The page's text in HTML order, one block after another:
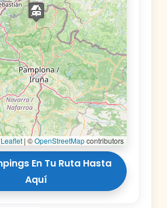
Leaflet | ©OpenStreetMapcontributors
Aquí